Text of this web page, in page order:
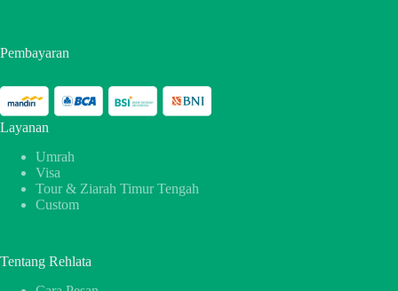
Pembayaran
Layanan
Umrah
Visa
Tour & Ziarah Timur Tengah
Custom
Tentang Rehlata